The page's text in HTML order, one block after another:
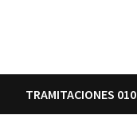
TRAMITACIONES 010